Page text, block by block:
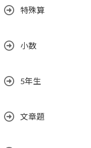
特殊算
小数
5年生
文章題